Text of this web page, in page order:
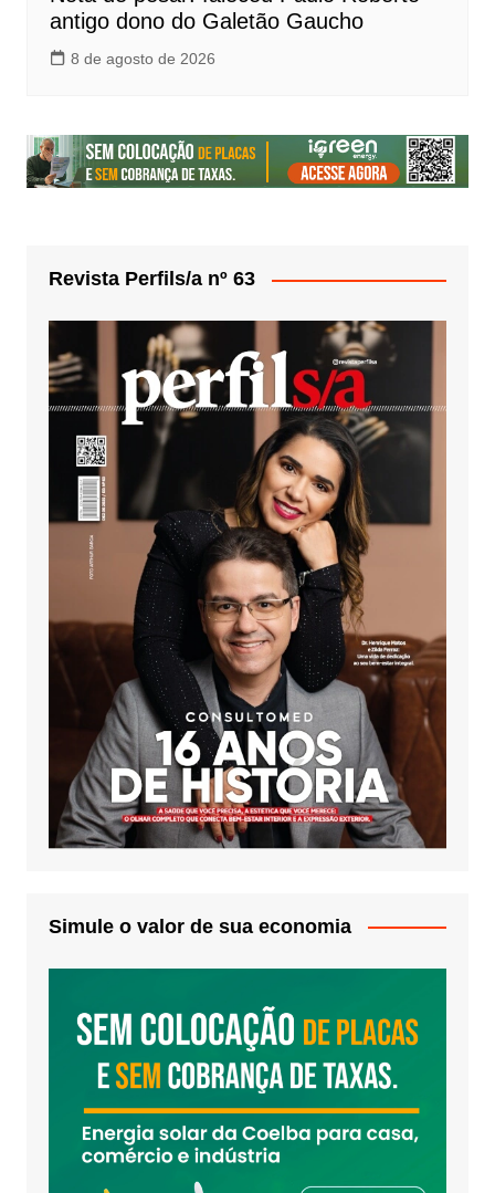
antigo dono do Galetão Gaucho
8 de agosto de 2026
Revista Perfils/a nº 63
Simule o valor de sua economia